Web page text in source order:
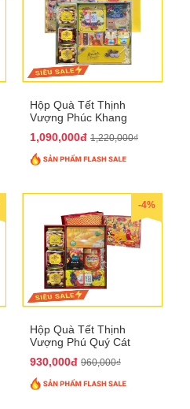
Hộp Quà Tết Thịnh
Vượng Phúc Khang
1,090,000đ 1,220,000₫
-4%
Hộp Quà Tết Thịnh
Vượng Phú Quý Cát
930,000đ 960,000₫